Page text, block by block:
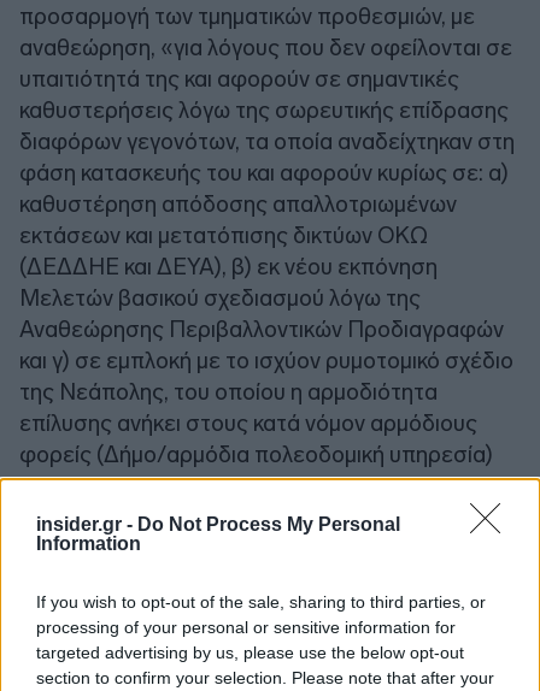
insider.gr - Do Not Process My Personal
Information
If you wish to opt-out of the sale, sharing to third parties, or
processing of your personal or sensitive information for
targeted advertising by us, please use the below opt-out
section to confirm your selection. Please note that after your
προσαρμογή των τμηματικών προθεσμιών, με
αναθεώρηση, «για λόγους που δεν οφείλονται σε
υπαιτιότητά της και αφορούν σε σημαντικές
καθυστερήσεις λόγω της σωρευτικής επίδρασης
διαφόρων γεγονότων, τα οποία αναδείχτηκαν στη
φάση κατασκευής του και αφορούν κυρίως σε: α)
καθυστέρηση απόδοσης απαλλοτριωμένων
εκτάσεων και μετατόπισης δικτύων ΟΚΩ
(ΔΕΔΔΗΕ και ΔΕΥΑ), β) εκ νέου εκπόνηση
Μελετών βασικού σχεδιασμού λόγω της
Αναθεώρησης Περιβαλλοντικών Προδιαγραφών
και γ) σε εμπλοκή με το ισχύον ρυμοτομικό σχέδιο
της Νεάπολης, του οποίου η αρμοδιότητα
επίλυσης ανήκει στους κατά νόμον αρμόδιους
φορείς (Δήμο/αρμόδια πολεοδομική υπηρεσία)
και όχι στον Ανάδοχο».
Να αναφέρουμε ότι από «την Εισήγηση της
μολονότι το αίτημα παράτασης της 2ης
τμηματικής και 3ης προθεσμίας υποβλήθηκε
εκπρόθεσμα, η αναγκαιότητα εκτέλεσης των